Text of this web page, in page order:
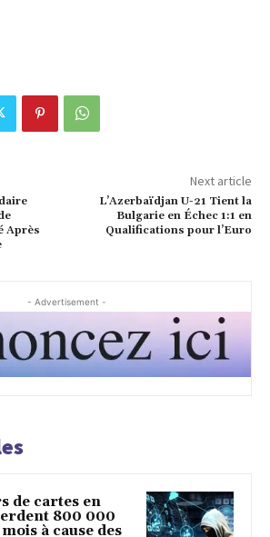
Après
Next article
L’Azerbaïdjan U-21 Tient la
Bulgarie en Échec 1:1 en
Qualifications pour l’Euro
- Advertisement -
de cartes en
800 000
à cause des